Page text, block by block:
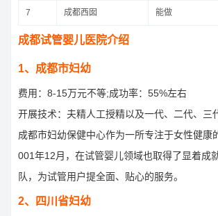
7 成都西囡 能做
成都试管婴儿医院介绍
1、成都市妇幼
费用：8-15万元不等;成功率：55%左右
开展技术：夫精人工授精以及一代、二代、三
成都市妇幼保健中心作为一所专注于女性健
001年12月，在试管婴儿领域也取得了显着成
队，为试管用户提全面、贴心的服务。
2、四川省妇幼